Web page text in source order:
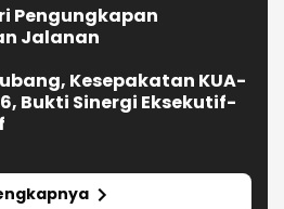
Pengungkapan
Jalanan
Kesepakatan KUA-
Bukti Sinergi Eksekutif-